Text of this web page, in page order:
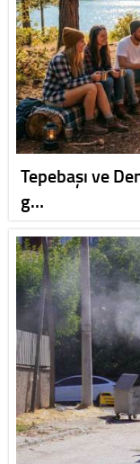
Tepebaşı ve
g…